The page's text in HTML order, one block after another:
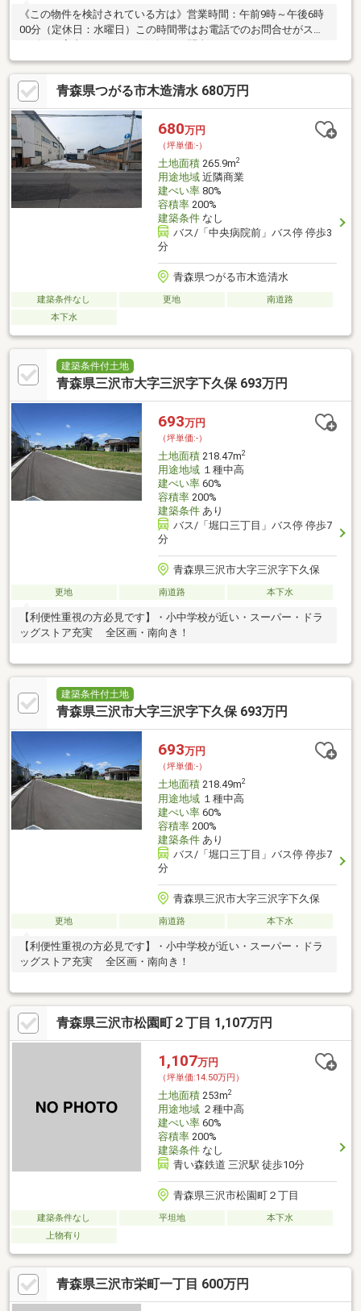
《この物件を検討されている方は》営業時間：午前9時～午後6時
00分（定休日：水曜日）この時間帯はお電話でのお問合せがスム
青森県つがる市木造清水 680万円
680万円
（坪単価:-）
土地面積265.9m2
用途地域近隣商業
建ぺい率80%
容積率200%
建築条件なし
バス/「中央病院前」バス停 停歩3
分
青森県つがる市木造清水
建築条件なし 更地
南道路
本下水
建築条件付土地
青森県三沢市大字三沢字下久保 693万円
693万円
（坪単価:-）
土地面積218.47m2
用途地域１種中高
建ぺい率60%
容積率200%
建築条件あり
バス/「堀口三丁目」バス停 停歩7
分
青森県三沢市大字三沢字下久保
更地 南道路 本下水
【利便性重視の方必見です】・小中学校が近い・スーパー・ドラ
ッグストア充実 全区画・南向き！
建築条件付土地
青森県三沢市大字三沢字下久保 693万円
693万円
（坪単価:-）
土地面積218.49m2
用途地域１種中高
建ぺい率60%
容積率200%
建築条件あり
バス/「堀口三丁目」バス停 停歩7
分
青森県三沢市大字三沢字下久保
更地 南道路 本下水
【利便性重視の方必見です】・小中学校が近い・スーパー・ドラ
ッグストア充実 全区画・南向き！
青森県三沢市松園町２丁目 1,107万円
1,107万円
（坪単価:14.50万円）
土地面積253m2
用途地域２種中高
建ぺい率60%
容積率200%
建築条件なし
青い森鉄道 三沢駅 徒歩10分
青森県三沢市松園町２丁目
建築条件なし 平坦地
本下水
上物有り
青森県三沢市栄町一丁目 600万円